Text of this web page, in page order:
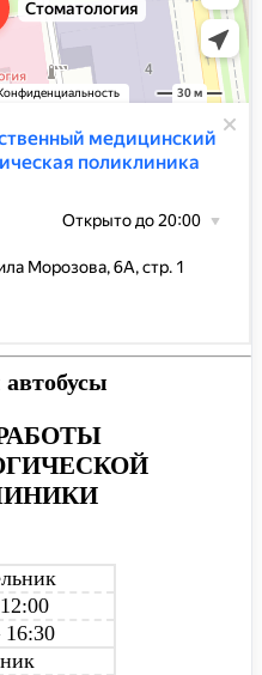
16:30